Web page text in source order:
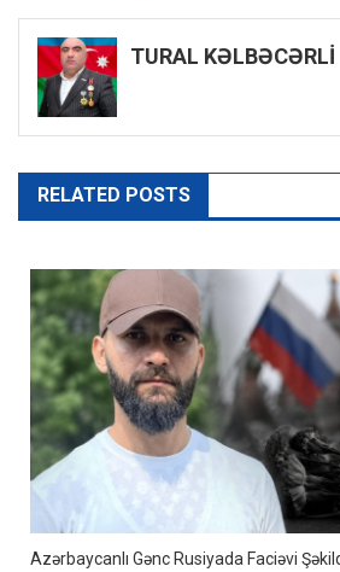
naviqasiyası
TURAL KƏLBƏCƏRLİ
RELATED POSTS
Azərbaycanlı Gənc Rusiyada Faciəvi